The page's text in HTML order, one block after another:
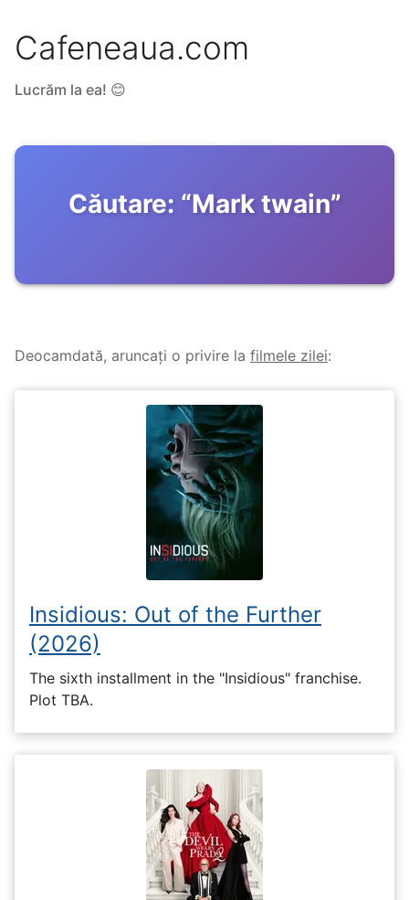
Cafeneaua.com
Lucrăm la ea! 😊
Căutare: “Mark twain”
Deocamdată, aruncați o privire la filmele zilei:
Insidious: Out of the Further
(2026)
The sixth installment in the "Insidious" franchise.
Plot TBA.